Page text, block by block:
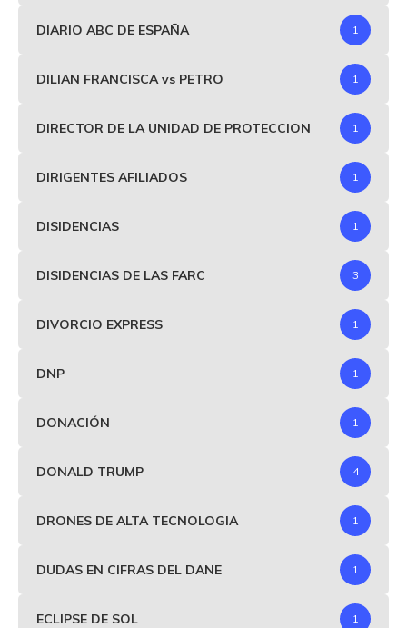
DIARIO ABC DE ESPAÑA 1
DILIAN FRANCISCA vs PETRO 1
DIRECTOR DE LA UNIDAD DE PROTECCION 1
DIRIGENTES AFILIADOS 1
DISIDENCIAS 1
DISIDENCIAS DE LAS FARC 3
DIVORCIO EXPRESS 1
DNP 1
DONACIÓN 1
DONALD TRUMP 4
DRONES DE ALTA TECNOLOGIA 1
DUDAS EN CIFRAS DEL DANE 1
ECLIPSE DE SOL 1